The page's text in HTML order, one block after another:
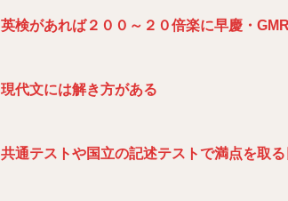
英検があれば２００～２０倍楽に早慶・
現代文には解き方がある
共通テストや国立の記述テストで満点を取る